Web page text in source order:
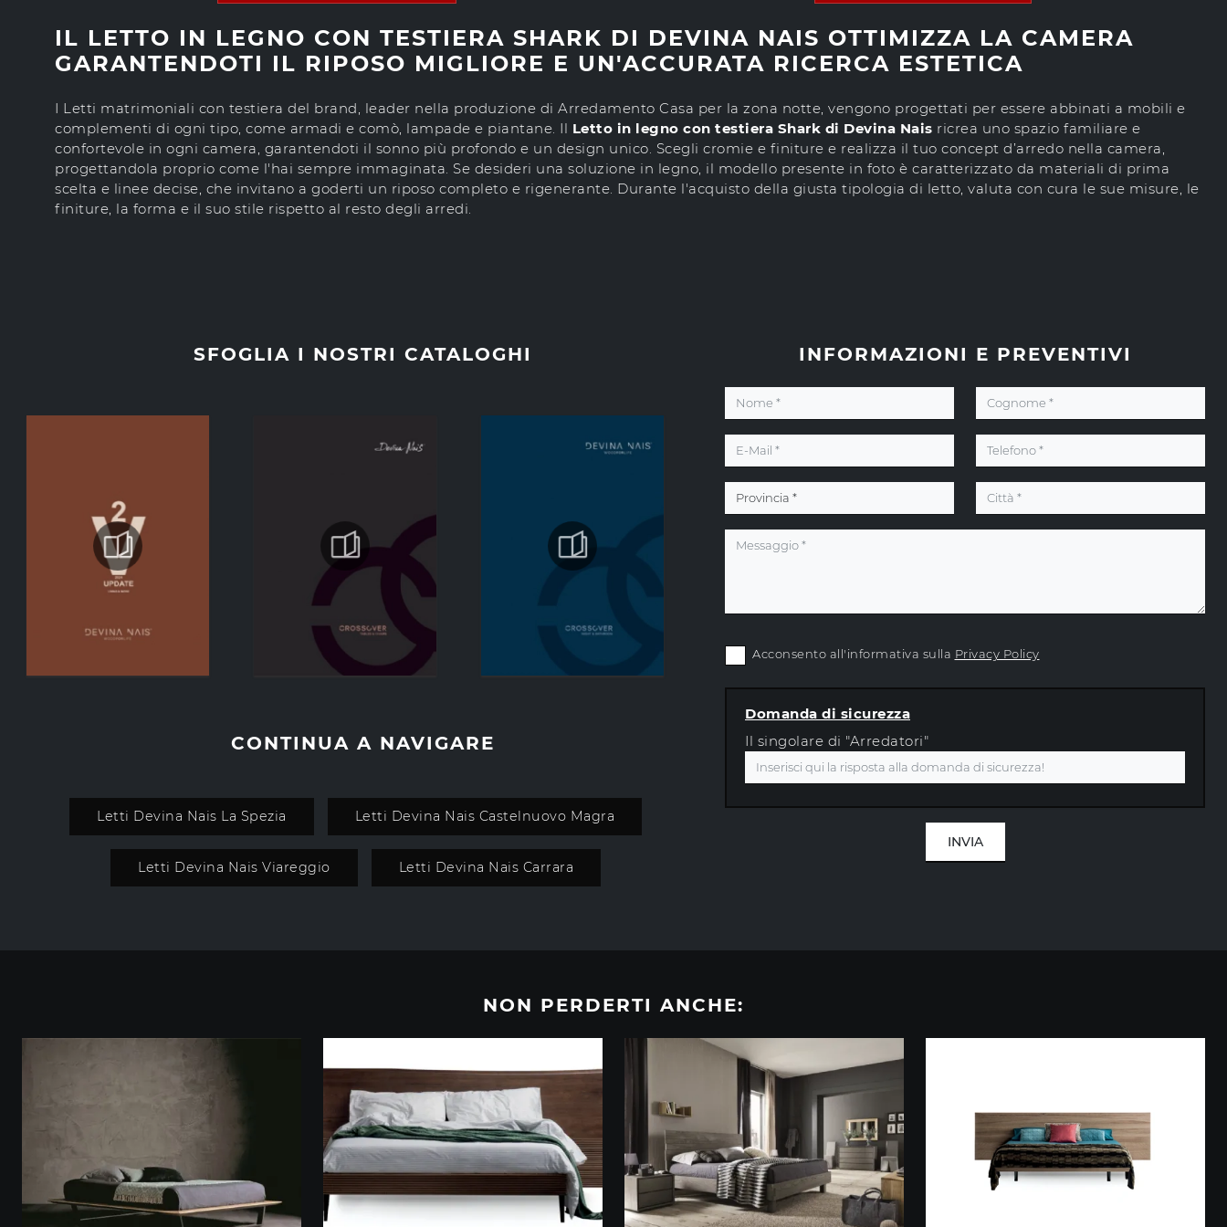
IL LETTO IN LEGNO CON TESTIERA SHARK DI DEVINA NAIS OTTIMIZZA LA CAMERA
GARANTENDOTI IL RIPOSO MIGLIORE E UN'ACCURATA RICERCA ESTETICA
I Letti matrimoniali con testiera del brand, leader nella produzione di Arredamento Casa per la zona notte, vengono progettati per essere abbinati a mobili e
complementi di ogni tipo, come armadi e comò, lampade e piantane. Il Letto in legno con testiera Shark di Devina Nais ricrea uno spazio familiare e
confortevole in ogni camera, garantendoti il sonno più profondo e un design unico. Scegli cromie e finiture e realizza il tuo concept d’arredo nella camera,
progettandola proprio come l'hai sempre immaginata. Se desideri una soluzione in legno, il modello presente in foto è caratterizzato da materiali di prima
scelta e linee decise, che invitano a goderti un riposo completo e rigenerante. Durante l'acquisto della giusta tipologia di letto, valuta con cura le sue misure, le
finiture, la forma e il suo stile rispetto al resto degli arredi.
SFOGLIA I NOSTRI CATALOGHI
CONTINUA A NAVIGARE
Letti Devina Nais La Spezia Letti Devina Nais Castelnuovo Magra
Letti Devina Nais Viareggio Letti Devina Nais Carrara
INFORMAZIONI E PREVENTIVI
Acconsento all'informativa sulla Privacy Policy
Domanda di sicurezza
Il singolare di "Arredatori"
INVIA
NON PERDERTI ANCHE: